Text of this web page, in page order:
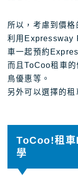
所以，考慮到價
利用Expressway
車一起預約
而且ToCoo租車
鳥優惠等。
另外可以選擇的租
ToCoo!租
學